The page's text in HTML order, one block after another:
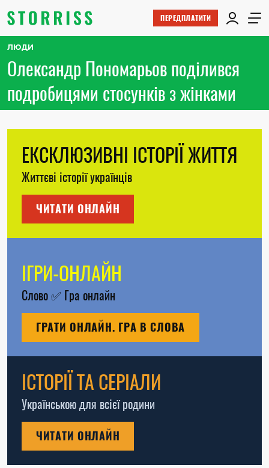
ПЕРЕДПЛАТИТИ
ЛЮДИ
Олександр Пономарьов поділився
подробицями стосунків з жінками
ЕКСКЛЮЗИВНІ ІСТОРІЇ ЖИТТЯ
Життєві історії українців
ЧИТАТИ ОНЛАЙН
ІГРИ-ОНЛАЙН
Слово✅ Гра онлайн
ГРАТИ ОНЛАЙН. ГРА В СЛОВА
ІСТОРІЇ ТА СЕРІАЛИ
Українською для всієї родини
ЧИТАТИ ОНЛАЙН